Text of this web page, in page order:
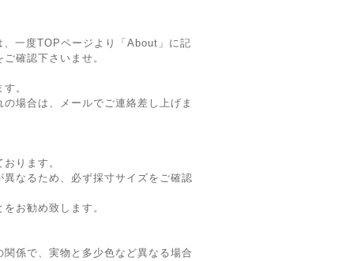
一度TOPページより「About」に記
確認下さいませ。
。
場合は、メールでご連絡差し上げま
ります。
なるため、必ず採寸サイズをご確認
お勧め致します。
係で、実物と多少色など異なる場合